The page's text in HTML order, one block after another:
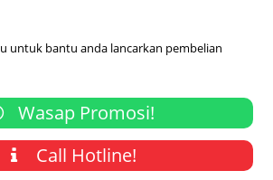
untuk bantu anda lancarkan pembelian
Wasap Promosi!
Call Hotline!